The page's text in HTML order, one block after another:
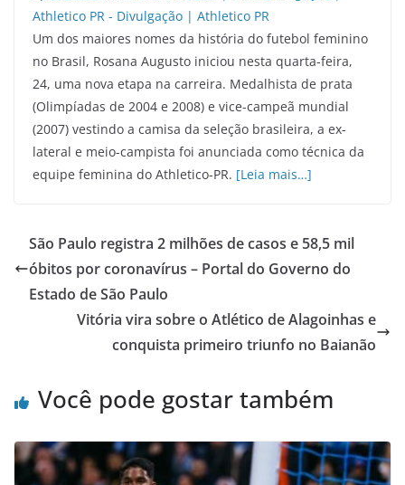
Um dos maiores nomes da história do futebol feminino
no Brasil, Rosana Augusto iniciou nesta quarta-feira,
24, uma nova etapa na carreira. Medalhista de prata
(Olimpíadas de 2004 e 2008) e vice-campeã mundial
(2007) vestindo a camisa da seleção brasileira, a ex-
lateral e meio-campista foi anunciada como técnica da
equipe feminina do Athletico-PR. [Leia mais…]
São Paulo registra 2 milhões de casos e 58,5 mil
óbitos por coronavírus – Portal do Governo do
Estado de São Paulo
Vitória vira sobre o Atlético de Alagoinhas e
conquista primeiro triunfo no Baianão
Você pode gostar também